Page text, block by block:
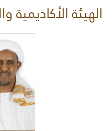
الهيئة الأكاديمية